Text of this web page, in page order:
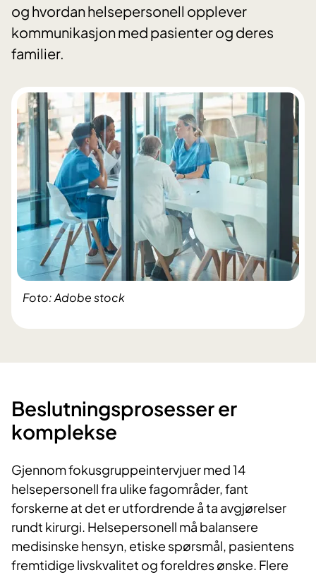
og hvordan helsepersonell opplever
kommunikasjon med pasienter og deres
familier.
Foto: Adobe stock
Beslutningsprosesser er
komplekse
Gjennom fokusgruppeintervjuer med 14
helsepersonell fra ulike fagområder, fant
forskerne at det er utfordrende å ta avgjørelser
rundt kirurgi. Helsepersonell må balansere
medisinske hensyn, etiske spørsmål, pasientens
fremtidige livskvalitet og foreldres ønske. Flere